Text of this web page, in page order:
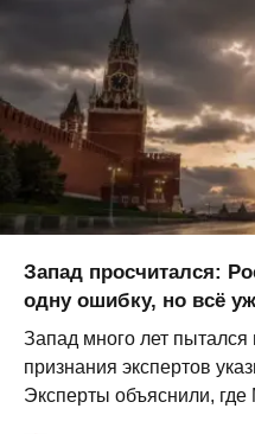
Запад просчитался:
одну ошибку, но всё
Запад много лет
признания экспертов
Эксперты объяснили,